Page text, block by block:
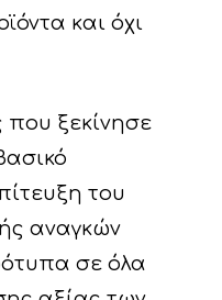
και όχι
που ξεκίνησε
του
αναγκών
σε όλα